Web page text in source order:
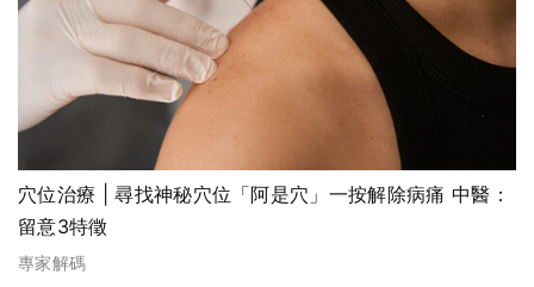
穴位治療 | 尋找神秘穴位「阿是穴」一按解除病痛 中醫：
留意3特徵
專家解碼